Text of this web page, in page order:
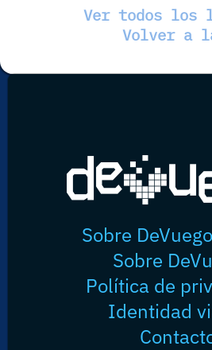
Ver todos los
Volver a
Sobre
Sobre
Política de
Identidad